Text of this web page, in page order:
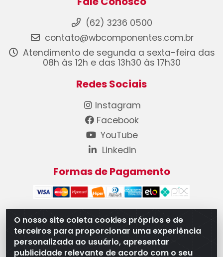
O nosso site coleta cookies próprios e de
terceiros para proporcionar uma experiência
personalizada ao usuário, apresentar
publicidade relevante de acordo com o seu
(62) 3236 0500
contato@wbcomponentes.com.br
Atendimento de segunda a sexta-feira das
08h às 12h e das 13h30 às 17h30
Redes Sociais
Instagram
Facebook
YouTube
Linkedin
Formas de Pagamento
WB Componentes Automotivos LTDA - CNPJ
08.528.393/0001-12 - Rua do Níquel, 667 - Parque
Oeste Industrial, Goiânia/GO - CEP 74375-660